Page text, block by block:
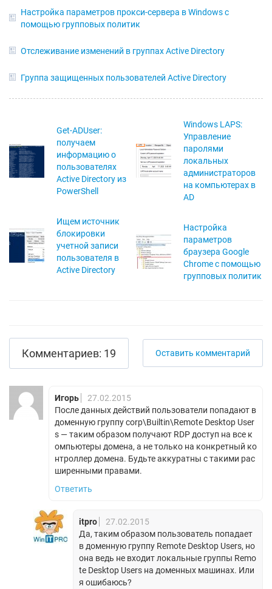
Настройка параметров прокси-сервера в Windows с
помощью групповых политик
Отслеживание изменений в группах Active Directory
Группа защищенных пользователей Active Directory
Get-ADUser:
получаем
информацию о
пользователях
Active Directory из
PowerShell
Windows LAPS:
Управление
паролями
локальных
администраторов
на компьютерах в
AD
Ищем источник
блокировки
учетной записи
пользователя в
Active Directory
Настройка
параметров
браузера Google
Chrome с помощью
групповых политик
Комментариев: 19 Оставить комментарий
Игорь
27.02.2015
После данных действий пользователи попадают в
доменную группу corp\Builtin\Remote Desktop User
s — таким образом получают RDP доступ на все к
омпьютеры домена, а не только на конкретный ко
нтроллер домена. Будьте аккуратны с такими рас
ширенными правами.
Ответить
itpro
27.02.2015
Да, таким образом пользователь попадает
в доменную группу Remote Desktop Users, но
она ведь не входит локальные группы Remo
te Desktop Users на доменных машинах. Или
я ошибаюсь?